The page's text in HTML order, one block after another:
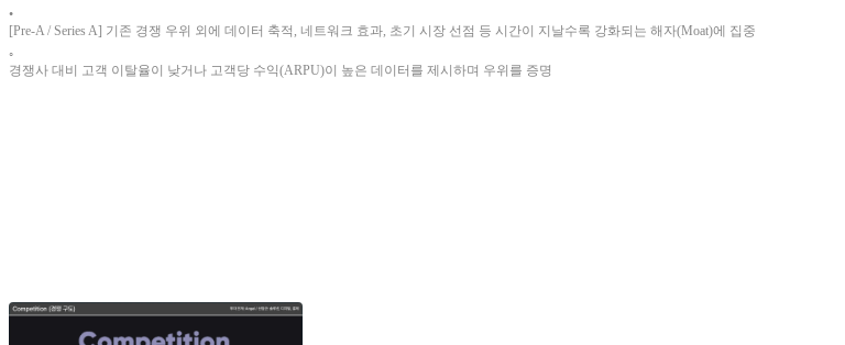
•
[Pre-A / Series A] 기존 경쟁 우위 외에 데이터 축적, 네트워크 효과, 초기 시장 선점 등 시간이 지날수록 강화되는 해자(Moat)에 집중
◦
경쟁사 대비 고객 이탈율이 낮거나 고객당 수익(ARPU)이 높은 데이터를 제시하며 우위를 증명